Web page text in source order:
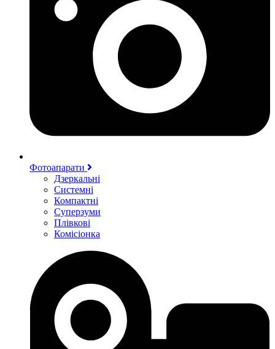
Фотоапарати
Дзеркальні
Системні
Компактні
Суперзуми
Плівкові
Комісіонка